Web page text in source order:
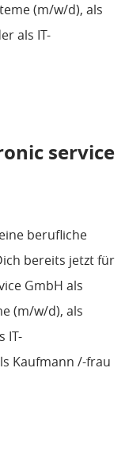
(m/w/d), als
als IT-
service
berufliche
bereits jetzt für
GmbH als
(m/w/d), als
IT-
Kaufmann /-frau